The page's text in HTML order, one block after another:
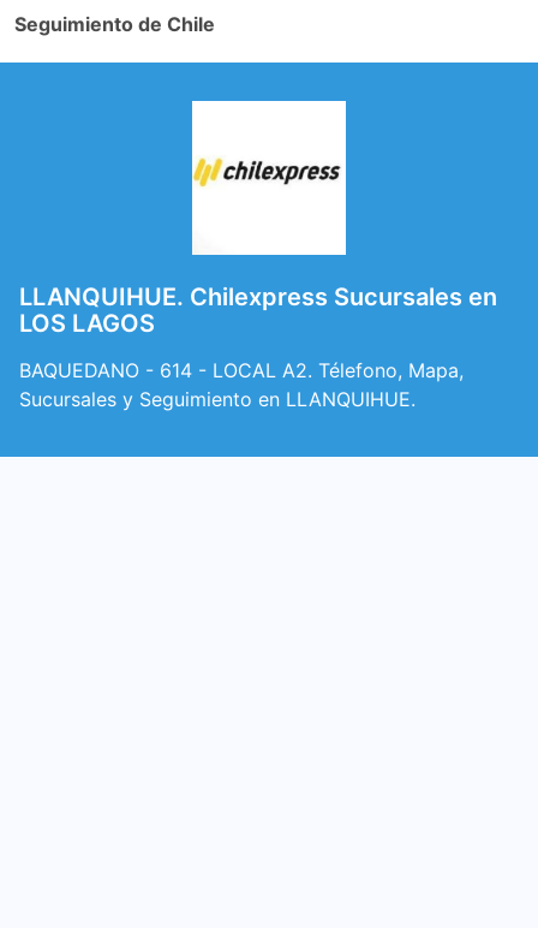
Seguimiento de Chile
LLANQUIHUE. Chilexpress Sucursales en
LOS LAGOS
BAQUEDANO - 614 - LOCAL A2. Télefono, Mapa,
Sucursales y Seguimiento en LLANQUIHUE.